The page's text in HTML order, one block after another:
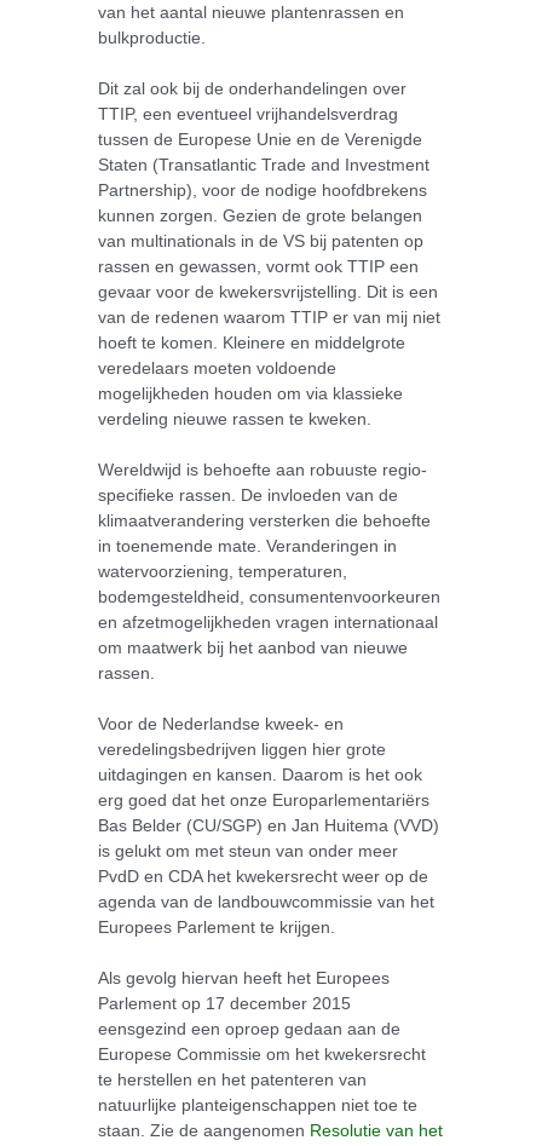
van het aantal nieuwe plantenrassen en
bulkproductie.
Dit zal ook bij de onderhandelingen over
TTIP, een eventueel vrijhandelsverdrag
tussen de Europese Unie en de Verenigde
Staten (Transatlantic Trade and Investment
Partnership), voor de nodige hoofdbrekens
kunnen zorgen. Gezien de grote belangen
van multinationals in de VS bij patenten op
rassen en gewassen, vormt ook TTIP een
gevaar voor de kwekersvrijstelling. Dit is een
van de redenen waarom TTIP er van mij niet
hoeft te komen. Kleinere en middelgrote
veredelaars moeten voldoende
mogelijkheden houden om via klassieke
verdeling nieuwe rassen te kweken.
Wereldwijd is behoefte aan robuuste regio-
specifieke rassen. De invloeden van de
klimaatverandering versterken die behoefte
in toenemende mate. Veranderingen in
watervoorziening, temperaturen,
bodemgesteldheid, consumentenvoorkeuren
en afzetmogelijkheden vragen internationaal
om maatwerk bij het aanbod van nieuwe
rassen.
Voor de Nederlandse kweek- en
veredelingsbedrijven liggen hier grote
uitdagingen en kansen. Daarom is het ook
erg goed dat het onze Europarlementariërs
Bas Belder (CU/SGP) en Jan Huitema (VVD)
is gelukt om met steun van onder meer
PvdD en CDA het kwekersrecht weer op de
agenda van de landbouwcommissie van het
Europees Parlement te krijgen.
Als gevolg hiervan heeft het Europees
Parlement op 17 december 2015
eensgezind een oproep gedaan aan de
Europese Commissie om het kwekersrecht
te herstellen en het patenteren van
natuurlijke planteigenschappen niet toe te
staan. Zie de aangenomen Resolutie van het